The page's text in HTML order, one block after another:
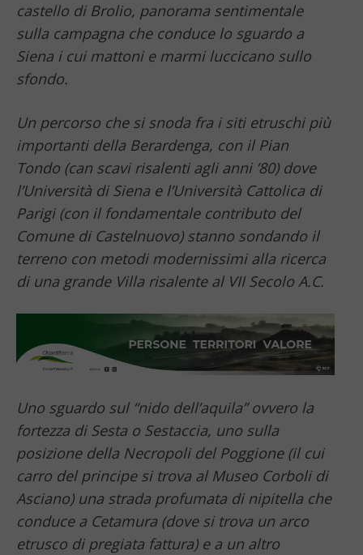
castello di Brolio, panorama sentimentale
sulla campagna che conduce lo sguardo a
Siena i cui mattoni e marmi luccicano sullo
sfondo.
Un percorso che si snoda fra i siti etruschi più
importanti della Berardenga, con il Pian
Tondo (can scavi risalenti agli anni ’80) dove
l’Università di Siena e l’Università Cattolica di
Parigi (con il fondamentale contributo del
Comune di Castelnuovo) stanno sondando il
terreno con metodi modernissimi alla ricerca
di una grande Villa risalente al VII Secolo A.C.
Uno sguardo sul “nido dell’aquila” ovvero la
fortezza di Sesta o Sestaccia, uno sulla
posizione della Necropoli del Poggione (il cui
carro del principe si trova al Museo Corboli di
Asciano) una strada profumata di nipitella che
conduce a Cetamura (dove si trova un arco
etrusco di pregiata fattura) e a un altro